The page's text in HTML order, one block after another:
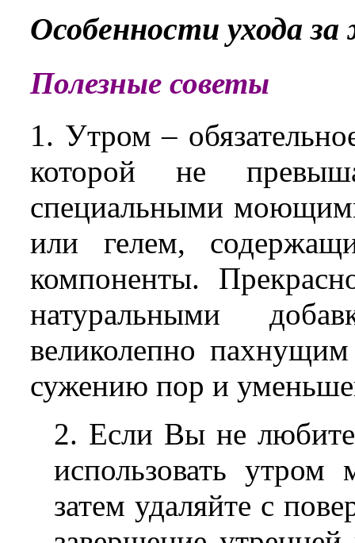
Особенности ухода
Полезные советы
1. Утром –
которой не
специальными
или гелем,
компоненты.
натуральными
великолепно
сужению пор и
2. Если Вы не
использовать
затем удаляйте с